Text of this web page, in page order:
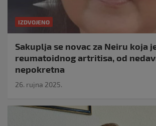
IZDVOJENO
Sakuplja se novac za Neiru koja
reumatoidnog artritisa, od
nepokretna
26. rujna 2025.